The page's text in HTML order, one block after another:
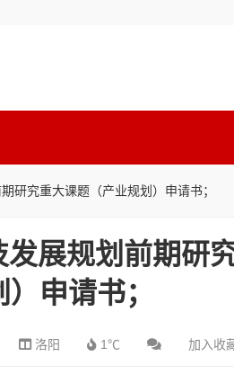
研究重大课题（产业规划）申请书；
展规划前期研
申请书；
洛阳 1℃ 加入收